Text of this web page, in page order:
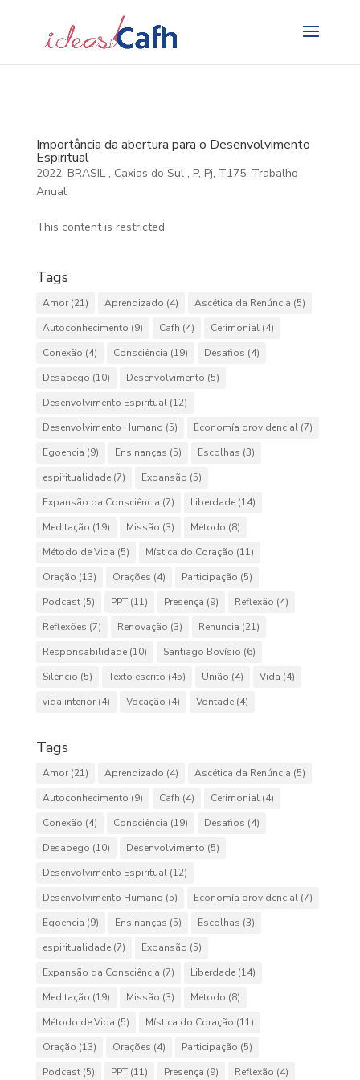
Importância da abertura para o Desenvolvimento
Espiritual
2022, BRASIL , Caxias do Sul , P, Pj, T175, Trabalho
Anual
This content is restricted.
Tags
Amor(21) Aprendizado (4) Ascética da Renúncia (5)
Autoconhecimento (9) Cafh (4) Cerimonial(4)
Conexão (4) Consciência (19) Desafios (4)
Desapego (10) Desenvolvimento (5)
Desenvolvimento Espiritual(12)
Desenvolvimento Humano (5) Economía providencial(7)
Egoencia (9) Ensinanças (5) Escolhas (3)
espiritualidade(7) Expansão (5)
Expansão da Consciência (7) Liberdade(14)
Meditação (19) Missão (3) Método (8)
Método de Vida (5) Mística do Coração (11)
Oração (13) Orações (4) Participação (5)
Podcast(5) PPT(11) Presença (9) Reflexão (4)
Reflexões (7) Renovação (3) Renuncia (21)
Responsabilidade(10) Santiago Bovísio (6)
Silencio (5) Texto escrito (45) União (4) Vida (4)
vida interior(4) Vocação (4) Vontade(4)
Tags
Amor(21) Aprendizado (4) Ascética da Renúncia (5)
Autoconhecimento (9) Cafh (4) Cerimonial(4)
Conexão (4) Consciência (19) Desafios (4)
Desapego (10) Desenvolvimento (5)
Desenvolvimento Espiritual(12)
Desenvolvimento Humano (5) Economía providencial(7)
Egoencia (9) Ensinanças (5) Escolhas (3)
espiritualidade(7) Expansão (5)
Expansão da Consciência (7) Liberdade(14)
Meditação (19) Missão (3) Método (8)
Método de Vida (5) Mística do Coração (11)
Oração (13) Orações (4) Participação (5)
Podcast(5) PPT(11) Presença (9) Reflexão (4)